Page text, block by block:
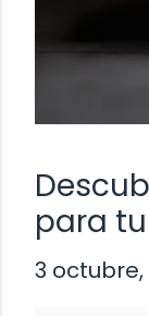
para
3 octubre,